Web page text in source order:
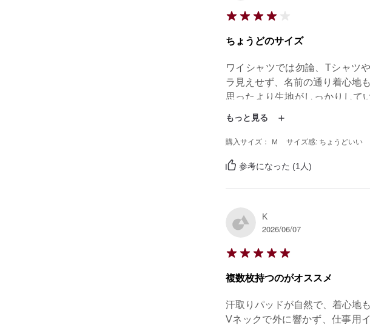
ちょうどのサイズ
ワイシャツでは勿論、Tシャツ
ラ見えせず、名前の通り着心地
思ったより生地がしっかりして
活躍してくれるのか、未知数で
もっと見る
購入サイズ： Ｍ サイズ感: ちょうどいい
参考になった (1人)
K
2026/06/07
複数枚持つのがオススメ
汗取りパッドが自然で、着心地
Vネックで外に響かず、仕事用